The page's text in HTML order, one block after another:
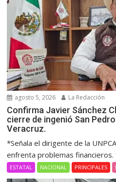
agosto 5, 2026 La Redacción
Confirma Javier Sánchez
cierre de ingenió San
Veracruz.
*Señala el dirigente de la
enfrenta problemas financieros.
ESTATAL NACIONAL PRINCIPALES